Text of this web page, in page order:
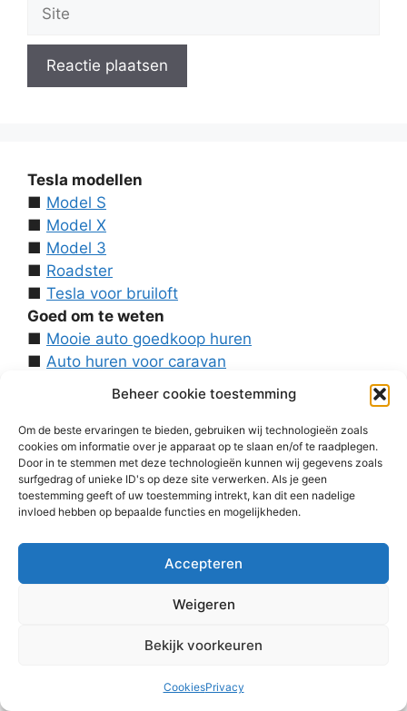
Beheer cookie toestemming
Om de beste ervaringen te bieden, gebruiken wij technologieën zoals
cookies om informatie over je apparaat op te slaan en/of te raadplegen.
Door in te stemmen met deze technologieën kunnen wij gegevens zoals
surfgedrag of unieke ID's op deze site verwerken. Als je geen
toestemming geeft of uw toestemming intrekt, kan dit een nadelige
invloed hebben op bepaalde functies en mogelijkheden.
Accepteren
Weigeren
Bekijk voorkeuren
CookiesPrivacy
Tesla modellen
■ Model S
■ Model X
■ Model 3
■ Roadster
■ Tesla voor bruiloft
Goed om te weten
■ Mooie auto goedkoop huren
■ Auto huren voor caravan
Autoambulance huren
■Contact
Over ons
■Voorwaarden
■Disclaimer
■Cookies
■Privacy